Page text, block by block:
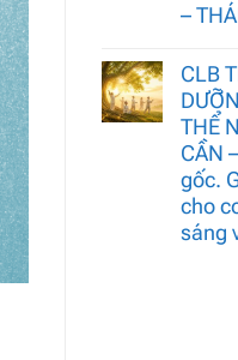
–
CLB
THỂ
CẦN
gốc.
cho
sáng